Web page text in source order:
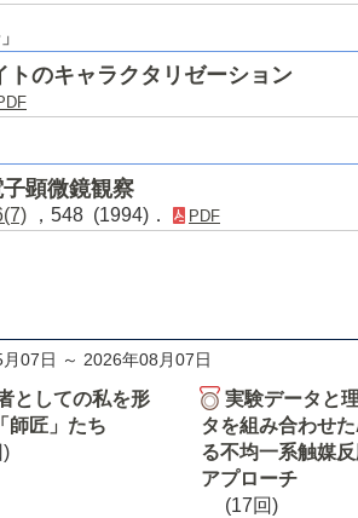
のキャラクタリゼーション
顕微鏡観察
，548 (1994)． PDF
07日 ～ 2026年08月07日
としての私を形
師匠」たち
)
実験データと
タを組み合わせ
る不均一系触媒
アプローチ
(17回)